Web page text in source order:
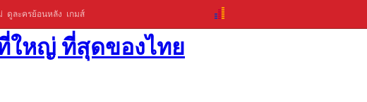
ดูละครย้อนหลัง เกมส์
ใหญ่ ที่สุดของไทย